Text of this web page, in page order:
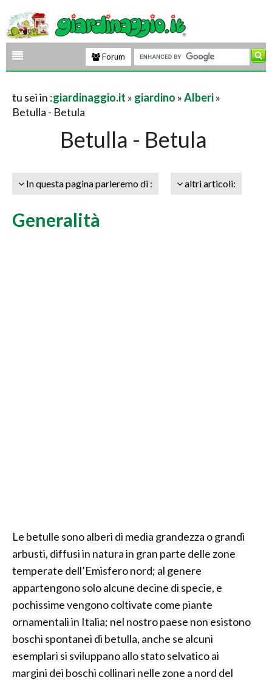
Forum
tu sei in :giardinaggio.it » giardino »Alberi»
Betulla - Betula
Betulla - Betula
In questa pagina parleremo di : altri articoli:
Generalità
Le betulle sono alberi di media grandezza o grandi
arbusti, diffusi in natura in gran parte delle zone
temperate dell’Emisfero nord; al genere
appartengono solo alcune decine di specie, e
pochissime vengono coltivate come piante
ornamentali in Italia; nel nostro paese non esistono
boschi spontanei di betulla, anche se alcuni
esemplari si sviluppano allo stato selvatico ai
margini dei boschi collinari nelle zone a nord del